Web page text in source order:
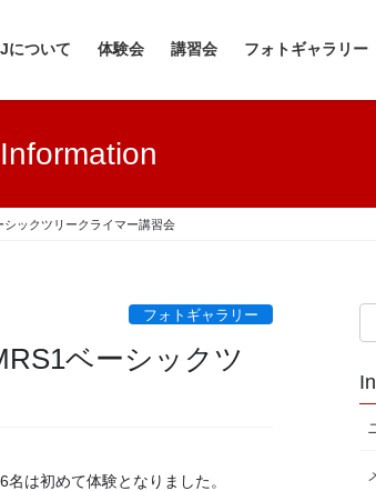
について 体験会 講習会 フォトギャラリー
Information
ックツリークライマー講習会
フォトギャラリー
ベーシックツ
は初めて体験となりました。